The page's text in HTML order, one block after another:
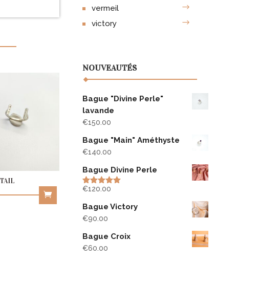
vermeil
victory
NOUVEAUTÉS
Bague "Divine Perle"
lavande
€150.00
Bague "Main" Améthyste
€140.00
Bague Divine Perle
Rated5.00
€120.00
Bague Victory
€90.00
Bague Croix
€60.00